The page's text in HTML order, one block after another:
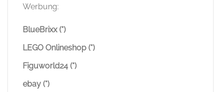
Werbung:
BlueBrixx (*)
LEGO Onlineshop (*)
Figuworld24 (*)
ebay (*)